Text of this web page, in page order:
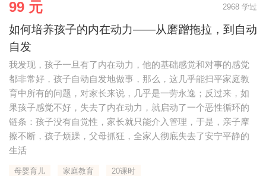
99 元 2968 学过
如何培养孩子的内在动力——从磨蹭拖拉，到自动
自发
我发现，孩子一旦有了内在动力，他的基础感觉和对事的感觉
都非常好，孩子自动自发地做事，那么，这几乎能扫平家庭教
育中所有的问题，对家长来说，几乎是一劳永逸；反过来，如
果孩子感觉不好，失去了内在动力，就启动了一个恶性循环的
链条：孩子没有自觉性，家长就只能介入管理，于是，亲子摩
擦不断，孩子烦躁，父母抓狂，全家人彻底失去了安宁平静的
生活
母婴育儿 家庭教育 20课时